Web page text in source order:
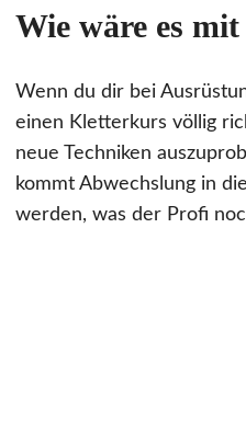
Wie wäre es
Wenn du dir bei
einen Kletterkurs völlig
neue Techniken
kommt Abwechslung in
werden, was der Profi